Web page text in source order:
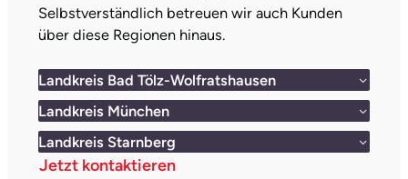
Selbstverständlich betreuen wir auch Kunden
über diese Regionen hinaus.
Landkreis Bad Tölz-Wolfratshausen
Landkreis München
Landkreis Starnberg
Jetzt kontaktieren